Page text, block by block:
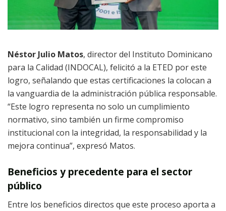
Néstor Julio Matos, director del Instituto Dominicano
para la Calidad (INDOCAL), felicitó a la ETED por este
logro, señalando que estas certificaciones la colocan a
la vanguardia de la administración pública responsable.
“Este logro representa no solo un cumplimiento
normativo, sino también un firme compromiso
institucional con la integridad, la responsabilidad y la
mejora continua”, expresó Matos.
Beneficios y precedente para el sector
público
Entre los beneficios directos que este proceso aporta a